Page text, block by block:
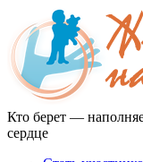
Перейти
содержимому
Кто берет —
сердце